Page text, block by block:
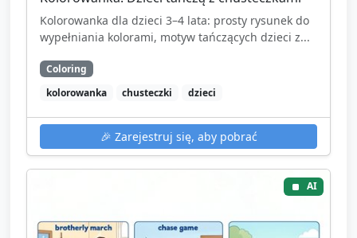
Kolorowanka dla dzieci 3–4 lata: prosty rysunek do
wypełniania kolorami, motyw tańczących dzieci z...
Coloring
kolorowanka
chusteczki dzieci
🎉 Zarejestruj się, aby pobrać
AI